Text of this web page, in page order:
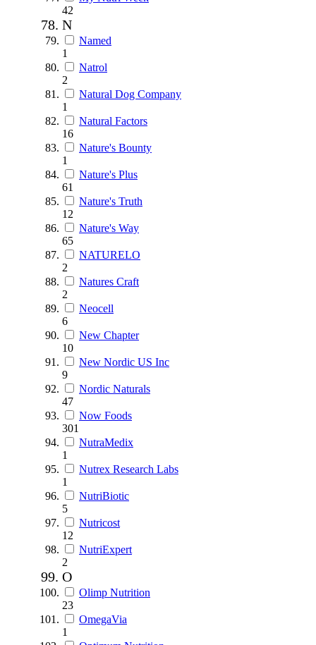
42
N
Named
1
Natrol
2
Natural Dog Company
1
Natural Factors
16
Nature's Bounty
1
Nature's Plus
61
Nature's Truth
12
Nature's Way
65
NATURELO
2
Natures Craft
2
Neocell
6
New Chapter
10
New Nordic US Inc
9
Nordic Naturals
47
Now Foods
301
NutraMedix
1
Nutrex Research Labs
1
NutriBiotic
5
Nutricost
12
NutriExpert
2
O
Olimp Nutrition
23
OmegaVia
1